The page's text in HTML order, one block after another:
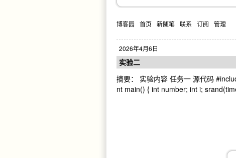
博客园 首页 新随笔 联系 订阅 管理
2026年4月6日
实验二
摘要： 实验内容 任务一 源代码
nt main() { int number; int i;